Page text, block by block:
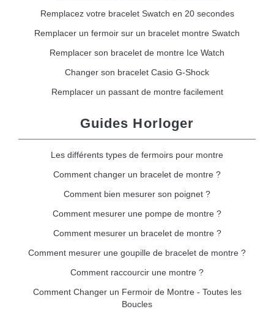
Remplacez votre bracelet Swatch en 20 secondes
Remplacer un fermoir sur un bracelet montre Swatch
Remplacer son bracelet de montre Ice Watch
Changer son bracelet Casio G-Shock
Remplacer un passant de montre facilement
Guides Horloger
Les différents types de fermoirs pour montre
Comment changer un bracelet de montre ?
Comment bien mesurer son poignet ?
Comment mesurer une pompe de montre ?
Comment mesurer un bracelet de montre ?
Comment mesurer une goupille de bracelet de montre ?
Comment raccourcir une montre ?
Comment Changer un Fermoir de Montre - Toutes les
Boucles